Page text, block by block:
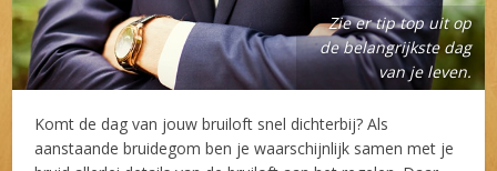
Zie er tip top uit op
de belangrijkste dag
van je leven.
Komt de dag van jouw bruiloft snel dichterbij? Als
aanstaande bruidegom ben je waarschijnlijk samen met je